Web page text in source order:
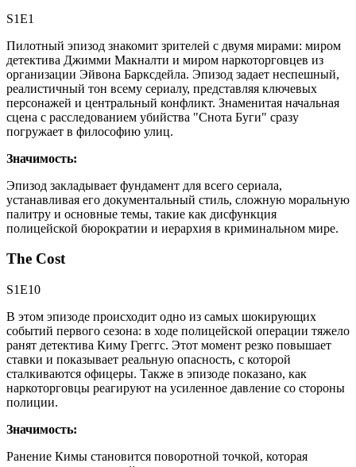
S1E1
Пилотный эпизод знакомит зрителей с двумя мирами: миром
детектива Джимми Макналти и миром наркоторговцев из
организации Эйвона Барксдейла. Эпизод задает неспешный,
реалистичный тон всему сериалу, представляя ключевых
персонажей и центральный конфликт. Знаменитая начальная
сцена с расследованием убийства "Снота Буги" сразу
погружает в философию улиц.
Значимость:
Эпизод закладывает фундамент для всего сериала,
устанавливая его документальный стиль, сложную моральную
палитру и основные темы, такие как дисфункция
полицейской бюрократии и иерархия в криминальном мире.
The Cost
S1E10
В этом эпизоде происходит одно из самых шокирующих
событий первого сезона: в ходе полицейской операции тяжело
ранят детектива Киму Греггс. Этот момент резко повышает
ставки и показывает реальную опасность, с которой
сталкиваются офицеры. Также в эпизоде показано, как
наркоторговцы реагируют на усиленное давление со стороны
полиции.
Значимость:
Ранение Кимы становится поворотной точкой, которая